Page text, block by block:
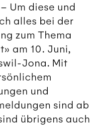
Um diese und
alles bei der
zum Thema
am 10. Juni,
Jona. Mit
und
sind ab
übrigens auch